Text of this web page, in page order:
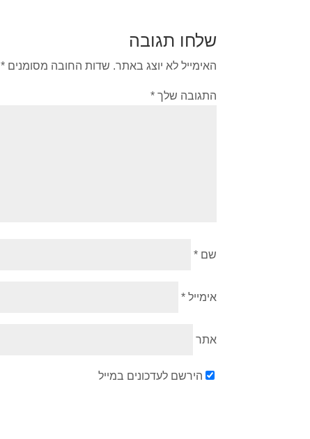
שלחו תגובה
האימייל לא יוצג באתר. שדות החובה מסומנים*
התגובה שלך*
שם*
אימייל*
אתר
הירשם לעדכונים במייל